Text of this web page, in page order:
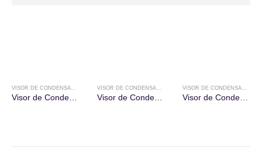
VISORES VISOR DE CONDENSADO VISORES
Visor de Condensado
VISOR DE CONDENSADO
Visor de Condensado